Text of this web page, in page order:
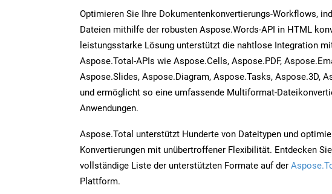
Optimieren Sie Ihre Dokumentenkonvertierungs-Workflows,
Dateien mithilfe der robusten Aspose.Words-API in HTML
leistungsstarke Lösung unterstützt die nahtlose Integration
Aspose.Total-APIs wie Aspose.Cells, Aspose.PDF,
Aspose.Slides, Aspose.Diagram, Aspose.Tasks, Aspose.3D,
und ermöglicht so eine umfassende Multiformat-
Anwendungen.
Aspose.Total unterstützt Hunderte von Dateitypen und
Konvertierungen mit unübertroffener Flexibilität. Entdecken
vollständige Liste der unterstützten Formate auf der
Plattform.